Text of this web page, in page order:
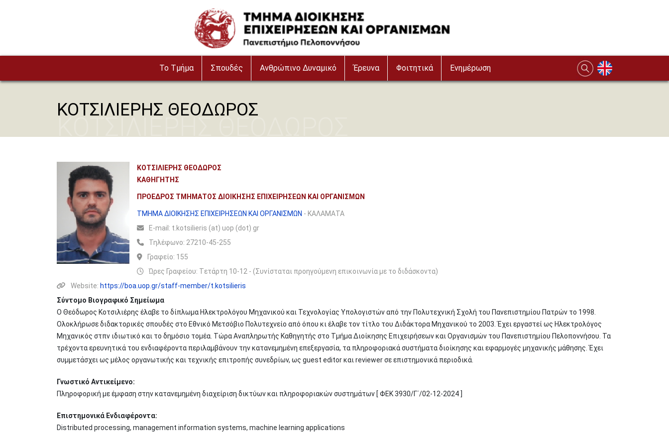
Image
To Τμήμα Σπουδές Ανθρώπινο Δυναμικό Έρευνα Φοιτητικά Ενημέρωση
ΚΟΤΣΙΛΙΕΡΗΣ ΘΕΟΔΩΡΟΣ
ΚΟΤΣΙΛΙΕΡΗΣ ΘΕΟΔΩΡΟΣ
ΚΑΘΗΓΗΤΗΣ
ΠΡΟΕΔΡΟΣ ΤΜΗΜΑΤΟΣ ΔΙΟΙΚΗΣΗΣ ΕΠΙΧΕΙΡΗΣΕΩΝ ΚΑΙ ΟΡΓΑΝΙΣΜΩΝ
ΤΜΗΜΑ ΔΙΟΙΚΗΣΗΣ ΕΠΙΧΕΙΡΗΣΕΩΝ ΚΑΙ ΟΡΓΑΝΙΣΜΩΝ - ΚΑΛΑΜΑΤΑ
Ε-mail: t.kotsilieris (at) uop (dot) gr
Τηλέφωνο: 27210-45-255
Γραφείο: 155
Ώρες Γραφείου: Tετάρτη 10-12 - (Συνίσταται προηγούμενη επικοινωνία με το διδάσκοντα)
Website: https://boa.uop.gr/staff-member/t.kotsilieris
Σύντομο Βιογραφικό Σημείωμα
Ο Θεόδωρος Κοτσιλιέρης έλαβε το δίπλωμα Ηλεκτρολόγου Μηχανικού και Τεχνολογίας Υπολογιστών από την Πολυτεχνική Σχολή του Πανεπιστημίου Πατρών το 1998.
Ολοκλήρωσε διδακτορικές σπουδές στο Εθνικό Μετσόβιο Πολυτεχνείο από όπου κι έλαβε τον τίτλο του Διδάκτορα Μηχανικού το 2003. Έχει εργαστεί ως Ηλεκτρολόγος
Μηχανικός στπν ιδιωτικό και το δημόσιο τομέα. Τώρα Αναπληρωτής Καθηγητής στο Τμήμα Διοίκησης Επιχειρήσεων και Οργανισμών του Πανεπιστημίου Πελοποννήσου. Τα
τρέχοντα ερευνητικά του ενδιαφέροντα περιλαμβάνουν την κατανεμημένη επεξεργασία, τα πληροφοριακά συστήματα διοίκησης και εφαρμογές μηχανικής μάθησης. Έχει
συμμετάσχει ως μέλος οργανωτικής και τεχνικής επιτροπής συνεδρίων, ως guest editor και reviewer σε επιστημονικά περιοδικά.
Γνωστικό Αντικείμενο:
Πληροφορική με έμφαση στην κατανεμημένη διαχείριση δικτύων και πληροφοριακών συστημάτων [ ΦΕΚ 3930/Γ΄/02-12-2024 ]
Επιστημονικά Ενδιαφέροντα:
Distributed processing, management information systems, machine learning applications